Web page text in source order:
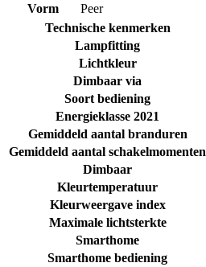
Vorm
Peer
Technische kenmerken
Lampfitting
Lichtkleur
Dimbaar via
Soort bediening
Energieklasse 2021
Gemiddeld aantal branduren
Gemiddeld aantal schakelmomenten
Dimbaar
Kleurtemperatuur
Kleurweergave index
Maximale lichtsterkte
Smarthome
Smarthome bediening